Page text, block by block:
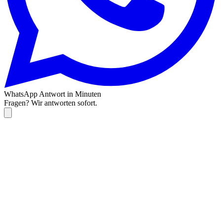
WhatsApp Antwort in Minuten
Fragen? Wir antworten sofort.